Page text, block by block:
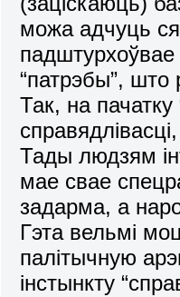
можа адчуць
“патрэбы”, што
Так, на
Тады людзям
мае свае
задарма, а
Гэта вельмі
палітычную
інстынкту